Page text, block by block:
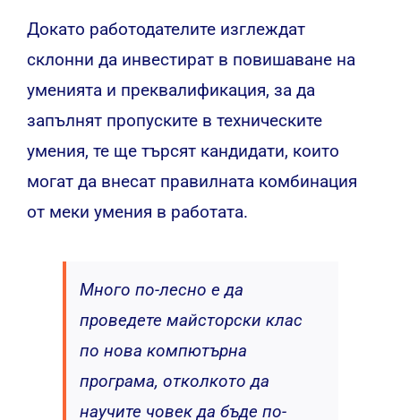
Докато работодателите изглеждат
склонни да инвестират в повишаване на
уменията и преквалификация, за да
запълнят пропуските в техническите
умения, те ще търсят кандидати, които
могат да внесат правилната комбинация
от меки умения в работата.
Много по-лесно е да
проведете майсторски клас
по нова компютърна
програма, отколкото да
научите човек да бъде по-